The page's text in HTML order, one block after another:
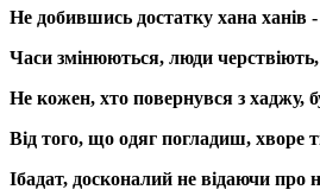
Не добившись достатку хана
Часи змінюються, люди
Не кожен, хто повернувся з хаджу,
Від того, що одяг погладиш, хворе
Ібадат, досконалий не відаючи про